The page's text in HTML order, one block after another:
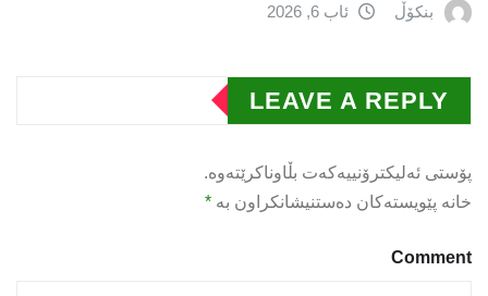
بنکۆڵ ئاب 6, 2026
LEAVE A REPLY
پۆستی ئەلیکترۆنییەکەت بڵاوناکرێتەوە.
خانە پێویستەکان دەستنیشانکراون بە *
Comment